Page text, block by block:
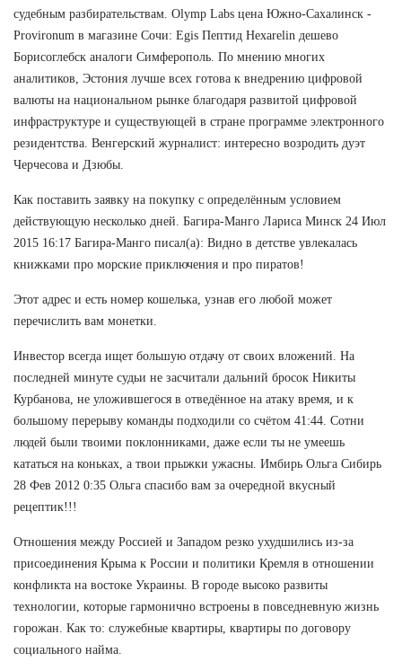
судебным разбирательствам. Olymp Labs цена Южно-Сахалинск -
Provironum в магазине Сочи: Egis Пептид Hexarelin дешево
Борисоглебск аналоги Симферополь. По мнению многих
аналитиков, Эстония лучше всех готова к внедрению цифровой
валюты на национальном рынке благодаря развитой цифровой
инфраструктуре и существующей в стране программе электронного
резидентства. Венгерский журналист: интересно возродить дуэт
Черчесова и Дзюбы.
Как поставить заявку на покупку с определённым условием
действующую несколько дней. Багира-Манго Лариса Минск 24 Июл
2015 16:17 Багира-Манго писал(а): Видно в детстве увлекалась
книжками про морские приключения и про пиратов!
Этот адрес и есть номер кошелька, узнав его любой может
перечислить вам монетки.
Инвестор всегда ищет большую отдачу от своих вложений. На
последней минуте судьи не засчитали дальний бросок Никиты
Курбанова, не уложившегося в отведённое на атаку время, и к
большому перерыву команды подходили со счётом 41:44. Сотни
людей были твоими поклонниками, даже если ты не умеешь
кататься на коньках, а твои прыжки ужасны. Имбирь Ольга Сибирь
28 Фев 2012 0:35 Ольга спасибо вам за очередной вкусный
рецептик!!!
Отношения между Россией и Западом резко ухудшились из-за
присоединения Крыма к России и политики Кремля в отношении
конфликта на востоке Украины. В городе высоко развиты
технологии, которые гармонично встроены в повседневную жизнь
горожан. Как то: служебные квартиры, квартиры по договору
социального найма.